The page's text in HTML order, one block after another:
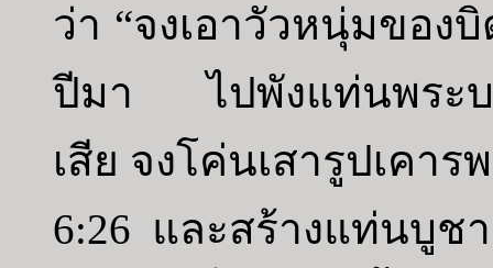
ว่า “จงเอาวัวหนุ่มของ
ปีมา ไปพังแท่นพระบ
เสีย จงโค่นเสารูปเคา
6:26 และสร้างแท่นบูช